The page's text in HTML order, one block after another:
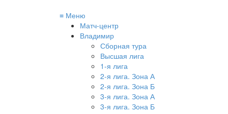
≡ Меню
Матч-центр
Владимир
Сборная тура
Высшая лига
1-я лига
2-я лига. Зона А
2-я лига. Зона Б
3-я лига. Зона А
3-я лига. Зона Б